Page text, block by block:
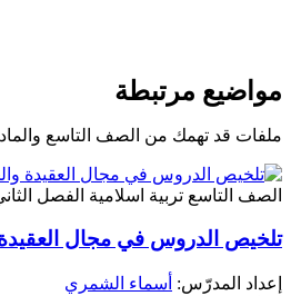
مواضيع مرتبطة
ملفات قد تهمك من الصف التاسع
الصف التاسع تربية اسلامية الفصل
تلخيص الدروس في مجال العقيدة
إعداد المدرّس: أسماء الشمري